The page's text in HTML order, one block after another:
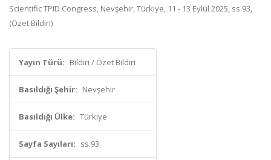
Scientific TPID Congress, Nevşehir, Türkiye, 11 - 13 Eylül 2025, ss.93,
(Özet Bildiri)
Yayın Türü: Bildiri / Özet Bildiri
Basıldığı Şehir: Nevşehir
Basıldığı Ülke: Türkiye
Sayfa Sayıları: ss.93